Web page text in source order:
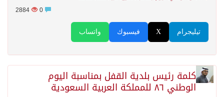
2884
واتساب فيسبوك X تيليجرام
كلمة رئيس بلدية القفل بمناسبة اليوم
الوطني ٨٦ للمملكة العربية السعودية